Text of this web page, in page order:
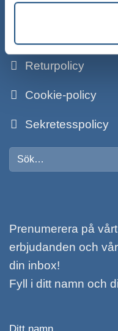
Returpolicy
Cookie-policy
Sekretesspolicy
Sök
Prenumerera på
erbjudanden och
din inbox!
Fyll i ditt namn och
Ditt namn